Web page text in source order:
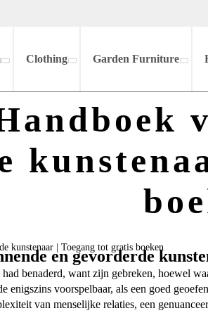
Clothing Garden Furniture
kunstenaar | Toegang tot gratis boeken
en gevorderde
benaderd, want zijn gebreken, hoewel
enigszins voorspelbaar, als een goed
van menselijke relaties, een